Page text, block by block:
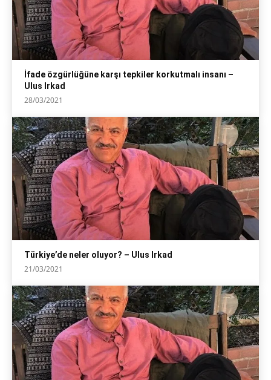
İfade özgürlüğüne karşı tepkiler korkutmalı insanı –
Ulus Irkad
28/03/2021
Türkiye’de neler oluyor? – Ulus Irkad
21/03/2021